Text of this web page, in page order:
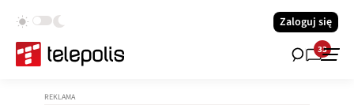
Zaloguj się
33